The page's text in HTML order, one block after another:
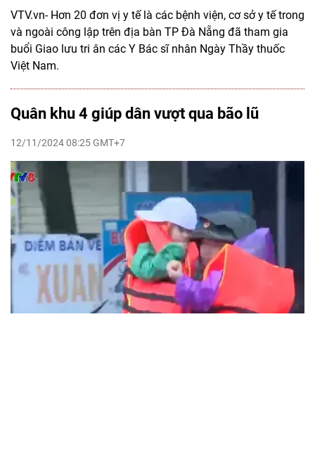
VTV.vn- Hơn 20 đơn vị y tế là các bệnh viện, cơ sở y tế trong
và ngoài công lập trên địa bàn TP Đà Nẵng đã tham gia
buổi Giao lưu tri ân các Y Bác sĩ nhân Ngày Thầy thuốc
Việt Nam.
Quân khu 4 giúp dân vượt qua bão lũ
12/11/2024 08:25 GMT+7